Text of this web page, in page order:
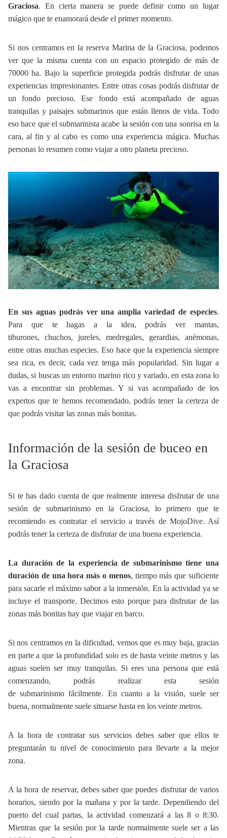
Graciosa. En cierta manera se puede definir como un lugar
mágico que te enamorará desde el primer momento.
Si nos centramos en la reserva Marina de la Graciosa, podemos
ver que la misma cuenta con un espacio protegido de más de
70000 ha. Bajo la superficie protegida podrás disfrutar de unas
experiencias impresionantes. Entre otras cosas podrás disfrutar de
un fondo precioso. Ese fondo está acompañado de aguas
tranquilas y paisajes submarinos que están llenos de vida. Todo
eso hace que el submarinista acabe la sesión con una sonrisa en la
cara, al fin y al cabo es como una experiencia mágica. Muchas
personas lo resumen como viajar a otro planeta precioso.
En sus aguas podrás ver una amplia variedad de especies.
Para que te hagas a la idea, podrás ver mantas,
tiburones, chuchos, jureles, medregales, gerardias, anémonas,
entre otras muchas especies. Eso hace que la experiencia siempre
sea rica, es decir, cada vez tenga más popularidad. Sin lugar a
dudas, si buscas un entorno marino rico y variado, en esta zona lo
vas a encontrar sin problemas. Y si vas acompañado de los
expertos que te hemos recomendado, podrás tener la certeza de
que podrás visitar las zonas más bonitas.
Información de la sesión de buceo en
la Graciosa
Si te has dado cuenta de que realmente interesa disfrutar de una
sesión de submarinismo en la Graciosa, lo primero que te
recomiendo es contratar el servicio a través de MojoDive. Así
podrás tener la certeza de disfrutar de una buena experiencia.
La duración de la experiencia de submarinismo tiene una
duración de una hora más o menos, tiempo más que suficiente
para sacarle el máximo sabor a la inmersión. En la actividad ya se
incluye el transporte. Decimos esto porque para disfrutar de las
zonas más bonitas hay que viajar en barco.
Si nos centramos en la dificultad, vemos que es muy baja, gracias
en parte a que la profundidad solo es de hasta veinte metros y las
aguas suelen ser muy tranquilas. Si eres una persona que está
comenzando, podrás realizar esta sesión
de submarinismo fácilmente. En cuanto a la visión, suele ser
buena, normalmente suele situarse hasta en los veinte metros.
A la hora de contratar sus servicios debes saber que ellos te
preguntarán tu nivel de conocimiento para llevarte a la mejor
zona.
A la hora de reservar, debes saber que puedes disfrutar de varios
horarios, siendo por la mañana y por la tarde. Dependiendo del
puerto del cual partas, la actividad comenzará a las 8 o 8:30.
Mientras que la sesión por la tarde normalmente suele ser a las